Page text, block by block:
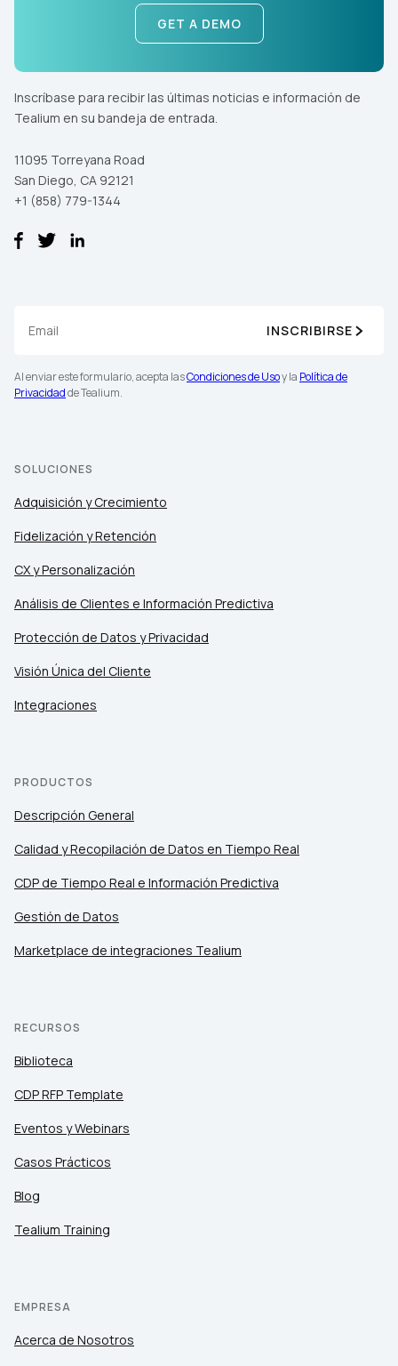
GET A DEMO
Inscríbase para recibir las últimas noticias e información de
Tealium en su bandeja de entrada.
11095 Torreyana Road
San Diego, CA 92121
+1 (858) 779-1344
INSCRIBIRSE
Al enviar este formulario, acepta lasCondiciones de Usoy la Política de
Privacidadde Tealium.
SOLUCIONES
Adquisición y Crecimiento
Fidelización y Retención
CX y Personalización
Análisis de Clientes e Información Predictiva
Protección de Datos y Privacidad
Visión Única del Cliente
Integraciones
PRODUCTOS
Descripción General
Calidad y Recopilación de Datos en Tiempo Real
CDP de Tiempo Real e Información Predictiva
Gestión de Datos
Marketplace de integraciones Tealium
RECURSOS
Biblioteca
CDP RFP Template
Eventos y Webinars
Casos Prácticos
Blog
Tealium Training
EMPRESA
Acerca de Nosotros